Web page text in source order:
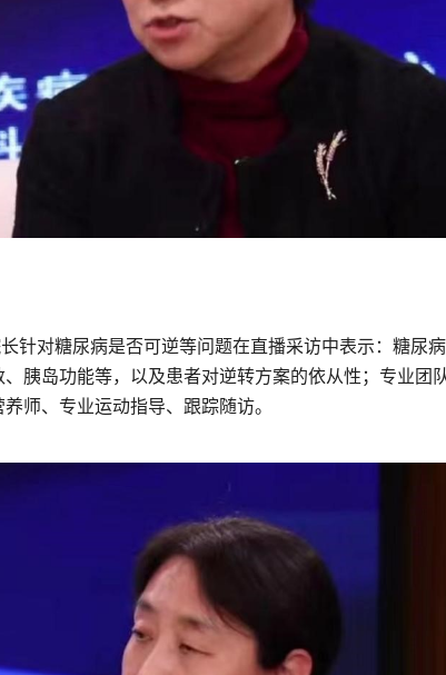
对糖尿病是否可逆等问题在直播采访中表示：糖尿
胰岛功能等，以及患者对逆转方案的依从性；专业团
师、专业运动指导、跟踪随访。